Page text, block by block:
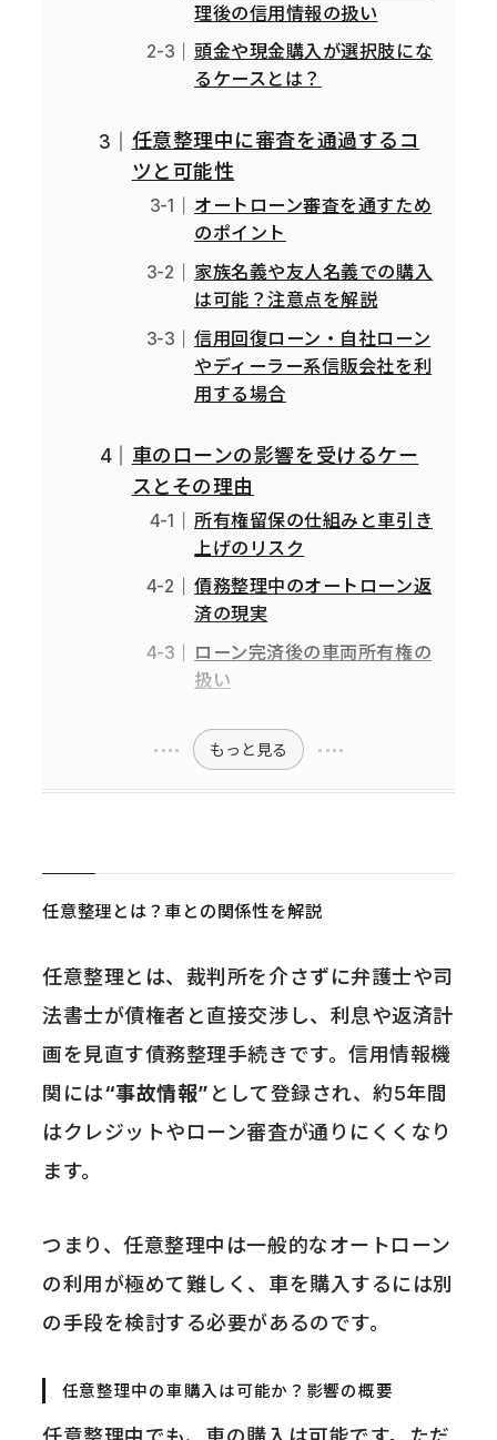
理後の信用情報の扱い
頭金や現金購入が選択肢にな
るケースとは？
任意整理中に審査を通過するコ
ツと可能性
オートローン審査を通すため
のポイント
家族名義や友人名義での購入
は可能？注意点を解説
信用回復ローン・自社ローン
やディーラー系信販会社を利
用する場合
車のローンの影響を受けるケー
スとその理由
所有権留保の仕組みと車引き
上げのリスク
債務整理中のオートローン返
済の現実
ローン完済後の車両所有権の
扱い
もっと見る
任意整理とは？車との関係性を解説
任意整理とは、裁判所を介さずに弁護士や司
法書士が債権者と直接交渉し、利息や返済計
画を見直す債務整理手続きです。信用情報機
関には“事故情報” として登録され、約5年間
はクレジットやローン審査が通りにくくなり
ます。
つまり、任意整理中は一般的なオートローン
の利用が極めて難しく、車を購入するには別
の手段を検討する必要があるのです。
任意整理中の車購入は可能か？影響の概要